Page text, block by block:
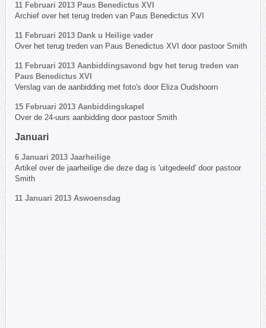
11 Februari 2013 Paus Benedictus XVI
Archief over het terug treden van Paus Benedictus XVI
11 Februari 2013 Dank u Heilige vader
Over het terug treden van Paus Benedictus XVI door pastoor Smith
11 Februari 2013 Aanbiddingsavond bgv het terug treden van
Paus Benedictus XVI
Verslag van de aanbidding met foto's door Eliza Oudshoorn
15 Februari 2013 Aanbiddingskapel
Over de 24-uurs aanbidding door pastoor Smith
Januari
6 Januari 2013 Jaarheilige
Artikel over de jaarheilige die deze dag is 'uitgedeeld' door pastoor
Smith
11 Januari 2013 Aswoensdag